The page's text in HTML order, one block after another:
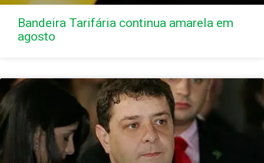
Bandeira Tarifária continua amarela em
agosto